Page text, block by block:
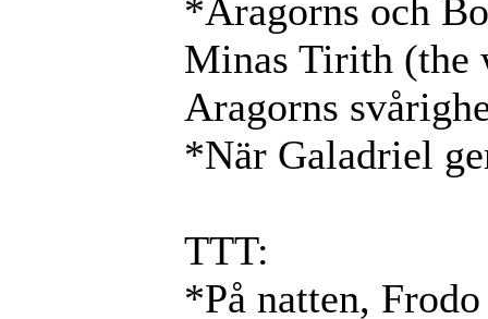
*Aragorns och
Minas Tirith (the
Aragorns
*När Galadriel
TTT:
*På natten,